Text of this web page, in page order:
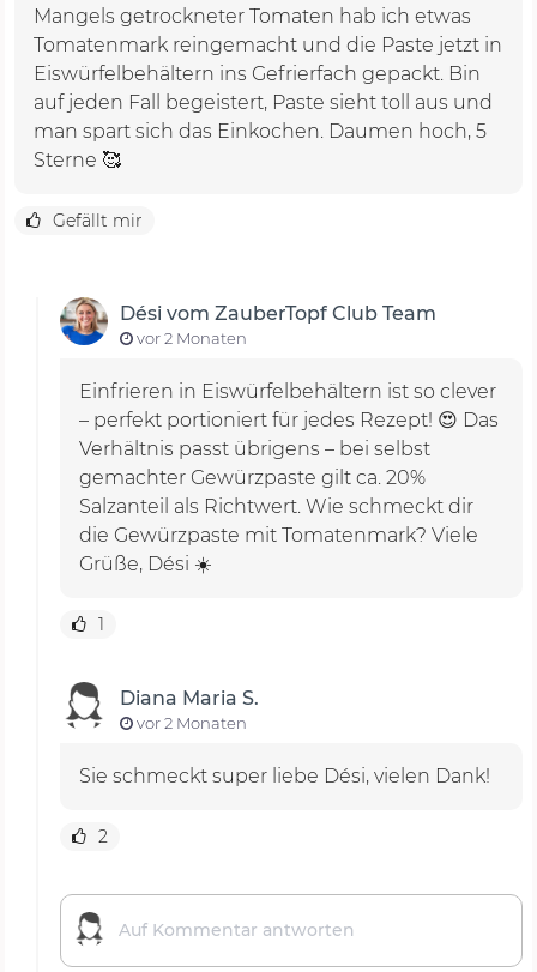
Mangels getrockneter Tomaten hab ich etwas
Tomatenmark reingemacht und die Paste jetzt in
Eiswürfelbehältern ins Gefrierfach gepackt. Bin
auf jeden Fall begeistert, Paste sieht toll aus und
man spart sich das Einkochen. Daumen hoch, 5
Sterne 🥰
Gefällt mir
Dési vom ZauberTopf Club Team
vor 2 Monaten
Einfrieren in Eiswürfelbehältern ist so clever
– perfekt portioniert für jedes Rezept! 😍 Das
Verhältnis passt übrigens – bei selbst
gemachter Gewürzpaste gilt ca. 20%
Salzanteil als Richtwert. Wie schmeckt dir
die Gewürzpaste mit Tomatenmark? Viele
Grüße, Dési ☀️
1
Diana Maria S.
vor 2 Monaten
Sie schmeckt super liebe Dési, vielen Dank!
2